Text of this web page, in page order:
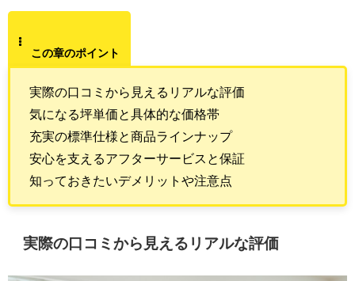
この章のポイント
実際の口コミから見えるリアルな評価
気になる坪単価と具体的な価格帯
充実の標準仕様と商品ラインナップ
安心を支えるアフターサービスと保証
知っておきたいデメリットや注意点
実際の口コミから見えるリアルな評価